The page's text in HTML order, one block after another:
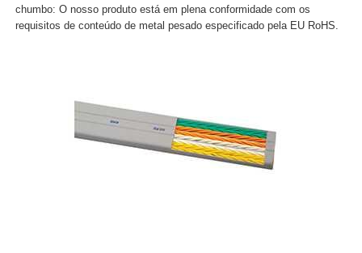
chumbo: O nosso produto está em plena conformidade com os
requisitos de conteúdo de metal pesado especificado pela EU RoHS.